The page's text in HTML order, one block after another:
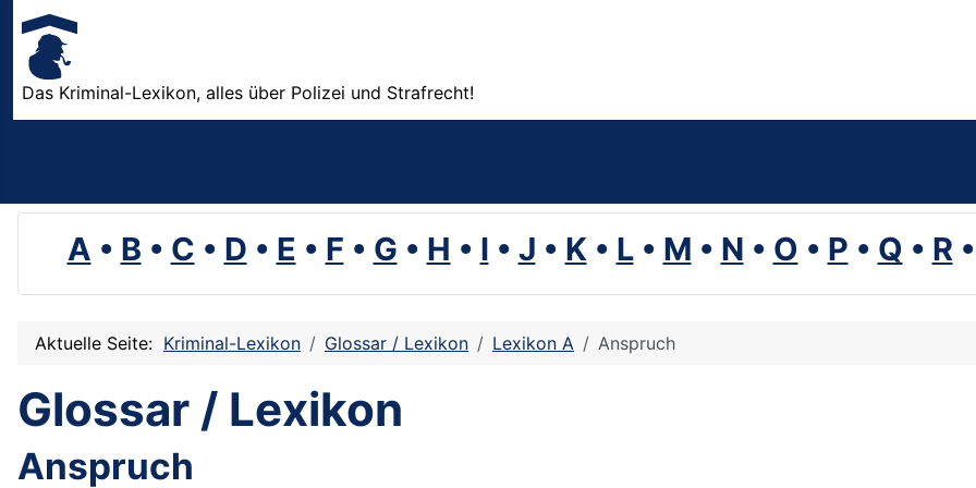
Das Kriminal-Lexikon, alles über Polizei und Strafrecht!
A • B • C • D • E • F • G • H • I • J • K• L• M • N • O • P • Q • R
Aktuelle Seite: Kriminal-Lexikon Glossar / Lexikon Lexikon A Anspruch
Glossar / Lexikon
Anspruch